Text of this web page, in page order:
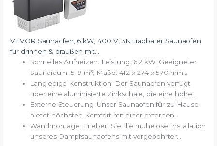
VEVOR Saunaofen, 6 kW, 400 V, 3N tragbarer Saunaofen
für drinnen & draußen mit...
Schnelles Aufheizen: Leistung: 6,2 kW; Geeigneter
Saunaraum: 5–9 m³; Maße: 412 x 274 x 570 mm...
Langlebige Konstruktion: Der Saunaofen verfügt
über eine aluminisierte Zinkschale, die eine hohe...
Externe Steuerung: Unser Saunaofen für zu Hause
bietet höchsten Komfort mit einer externen...
Wandmontage: Erleben Sie die mühelose Installation
unseres Dampfsaunaofens mit vorgebohrter...